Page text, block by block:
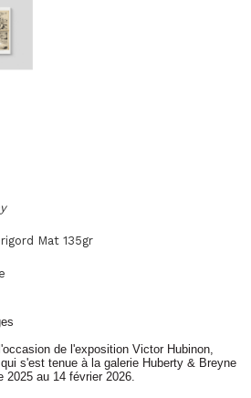
Mat 135gr
de l'exposition Victor Hubinon,
s'est tenue à la galerie Huberty & Breyne
2025 au 14 février 2026.